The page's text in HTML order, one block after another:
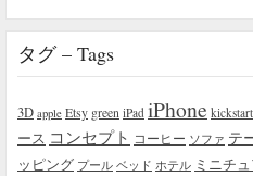
タグ – Tags
3D apple Etsy green iPad iPhone
ース コンセプト コーヒー ソファ テ
ッピング プール ベッド ホテル ミニチ